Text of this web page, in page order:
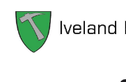
Iveland kommune